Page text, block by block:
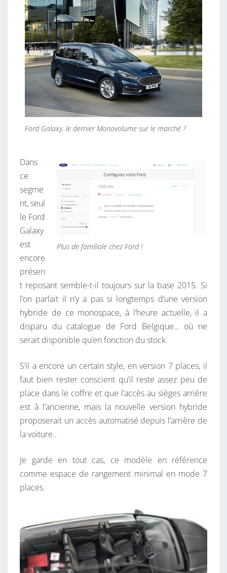
Ford Galaxy, le dernier Monovolume sur le marché ?
Plus de familiale chez Ford !
Dans
ce
segme
nt, seul
le Ford
Galaxy
est
encore
présen
t reposant semble-t-il toujours sur la base 2015. Si
l’on parlait il n’y a pas si longtemps d’une version
hybride de ce monospace, à l’heure actuelle, il a
disparu du catalogue de Ford Belgique… où ne
serait disponible qu’en fonction du stock.
S’il a encore un certain style, en version 7 places, il
faut bien rester conscient qu’il reste assez peu de
place dans le coffre et que l’accès au sièges arrière
est à l’ancienne, mais la nouvelle version hybride
proposerait un accès automatisé depuis l’arrière de
la voiture..
Je garde en tout cas, ce modèle en référence
comme espace de rangement minimal en mode 7
places.